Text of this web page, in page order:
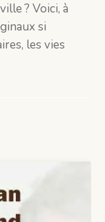
? Voici, à
si
les vies